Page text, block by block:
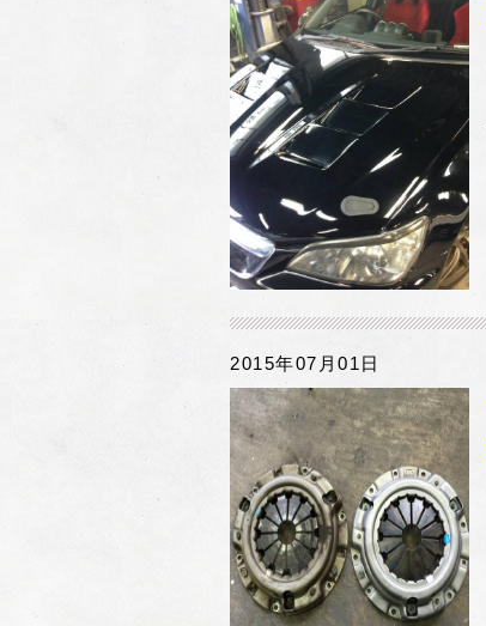
2015年07月01日